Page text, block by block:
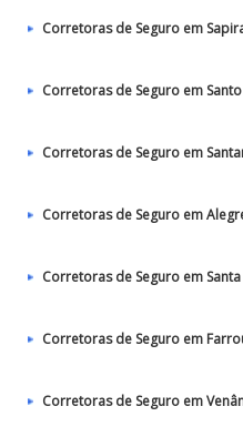
Corretoras de Seguro em
Corretoras de Seguro em
Corretoras de Seguro em
Corretoras de Seguro em
Corretoras de Seguro em Santa
Corretoras de Seguro em
Corretoras de Seguro em